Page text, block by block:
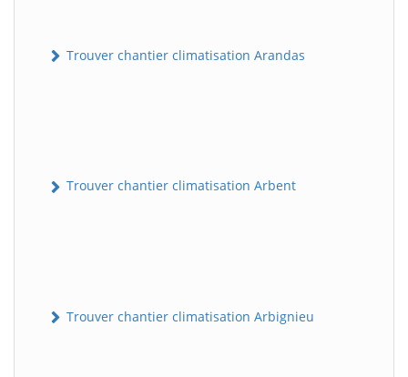
Trouver chantier climatisation Arandas
Trouver chantier climatisation Arbent
Trouver chantier climatisation Arbignieu